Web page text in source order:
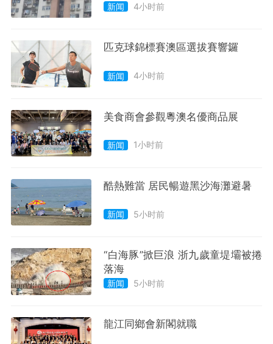
新闻 4小时前
匹克球錦標賽澳區選拔賽響鑼
新闻 4小时前
美食商會參觀粵澳名優商品展
新闻 1小时前
酷熱難當 居民暢遊黑沙海灘避暑
新闻 5小时前
“白海豚”掀巨浪 浙九歲童堤壩被捲
落海
新闻 5小时前
龍江同鄉會新閣就職